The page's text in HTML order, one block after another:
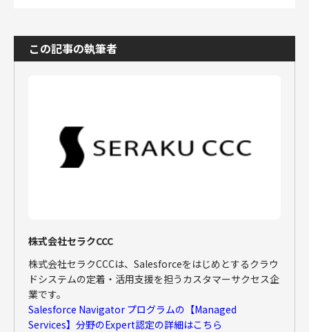
この記事の執筆者
株式会社セラクCCC
株式会社セラクCCCは、Salesforceをはじめとするクラウ
ドシステムの定着・活用支援を担うカスタマーサクセス企
業です。
Salesforce Navigator プログラムの【Managed
Services】分野のExpert認定の詳細はこちら